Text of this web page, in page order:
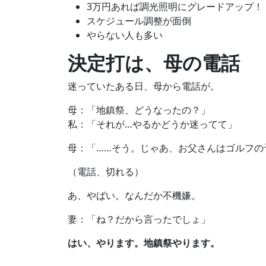
3万円あれば調光照明にグレードアップ！
スケジュール調整が面倒
やらない人も多い
決定打は、母の電話
迷っていたある日、母から電話が。
母：「地鎮祭、どうなったの？」
私：「それが…やるかどうか迷ってて」
母：「……そう。じゃあ、お父さんはゴルフの
（電話、切れる）
あ、やばい。なんだか不機嫌。
妻：「ね？だから言ったでしょ」
はい、やります。地鎮祭やります。